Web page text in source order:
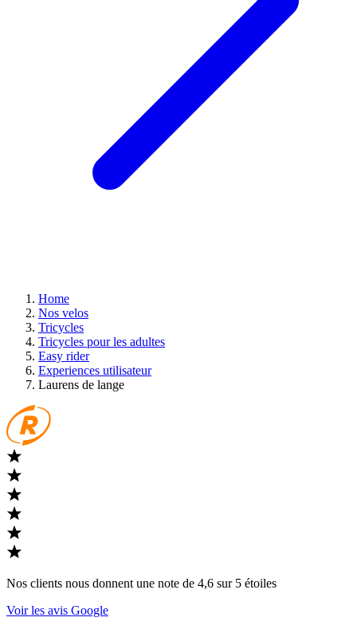
Home
Nos velos
Tricycles
Tricycles pour les adultes
Easy rider
Experiences utilisateur
Laurens de lange
Nos clients nous donnent une note de 4,6 sur 5 étoiles
Voir les avis Google